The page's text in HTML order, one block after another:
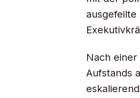
Nach
Aufstands